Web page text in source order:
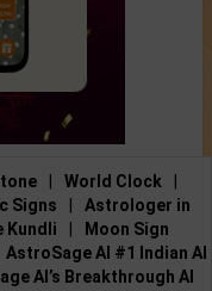
World Clock
Signs
Astrologer in
Kundli
Moon Sign
AstroSage AI #1 Indian AI
AI’s Breakthrough AI